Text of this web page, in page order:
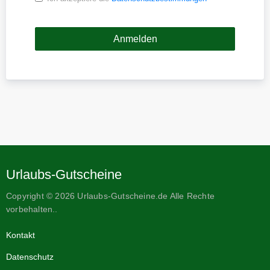
Urlaubs-Gutscheine
Copyright © 2026 Urlaubs-Gutscheine.de Alle Rechte
vorbehalten..
Kontakt
Datenschutz